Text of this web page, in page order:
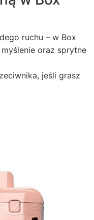
ruchu – w Box
oraz sprytne
jeśli grasz